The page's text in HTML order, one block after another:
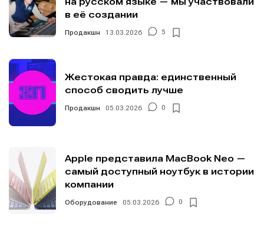
в её создании
Продакшн 13.03.2026 5
Жестокая правда: единственный
способ сводить лучше
Продакшн 05.03.2026 0
Apple представила MacBook Neo —
самый доступный ноутбук в истории
компании
Оборудование 05.03.2026 0